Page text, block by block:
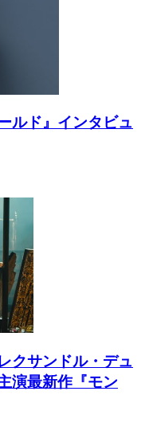
ルド』インタビュ
クサンドル・デュ
演最新作『モン